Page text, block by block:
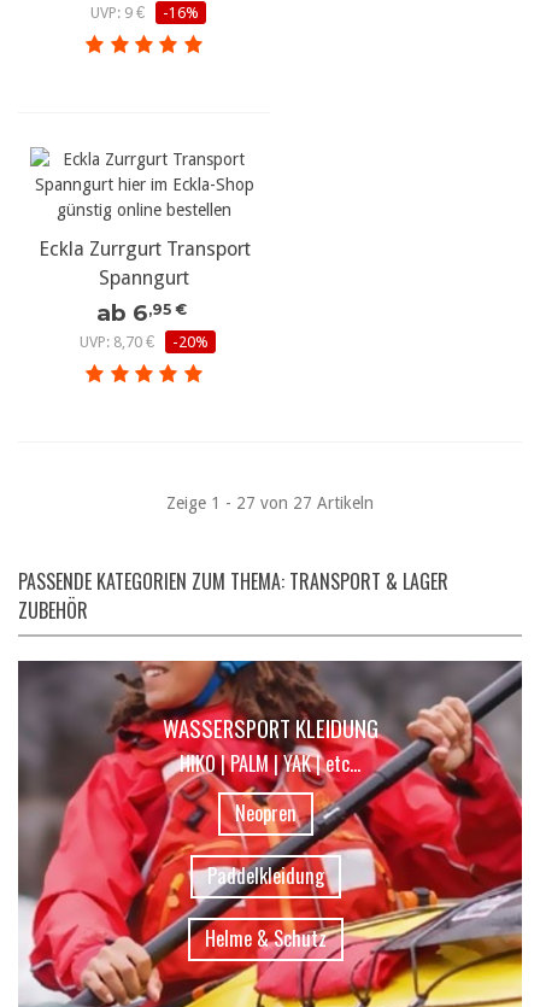
UVP: 9 €
-16%
Eckla Zurrgurt Transport
Spanngurt
ab 6,95 €
UVP: 8,70 €
-20%
Zeige 1 - 27 von 27 Artikeln
PASSENDE KATEGORIEN ZUM THEMA: TRANSPORT & LAGER
ZUBEHÖR
WASSERSPORT KLEIDUNG
HIKO | PALM | YAK | etc...
Neopren
Paddelkleidung
Helme & Schutz